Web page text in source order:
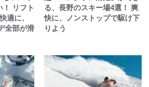
！ リフト
適に、
全部が滑
る、長野のスキー場4選！ 爽
快に、ノンストップで駆け下
りよう